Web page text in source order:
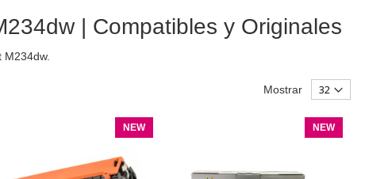
| Compatibles y Originales
Mostrar
NEW NEW